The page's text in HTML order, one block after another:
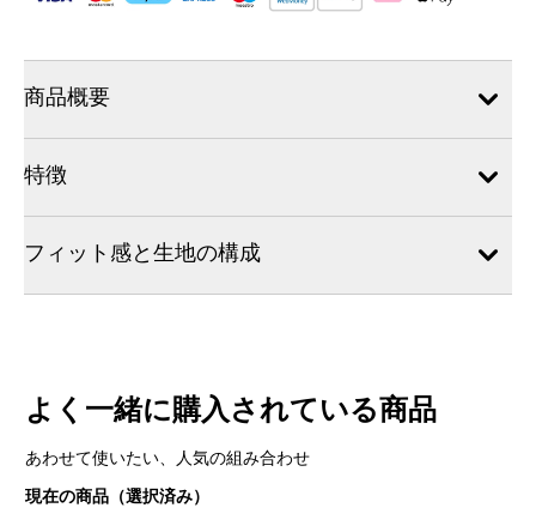
商品概要
特徴
フィット感と生地の構成
よく一緒に購入されている商品
あわせて使いたい、人気の組み合わせ
現在の商品（選択済み）